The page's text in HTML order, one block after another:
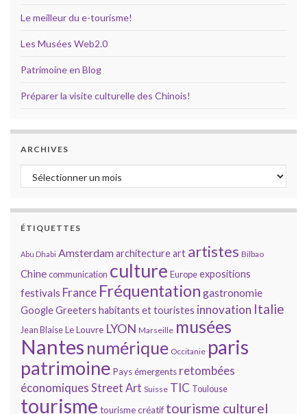
Le meilleur du e-tourisme!
Les Musées Web2.0
Patrimoine en Blog
Préparer la visite culturelle des Chinois!
ARCHIVES
Archives
ÉTIQUETTES
Abu Dhabi Amsterdamarchitectureart artistes Bilbao
Chinecommunication culture Europeexpositions
festivals France Fréquentation gastronomie
GoogleGreeters habitants et touristes innovation Italie
Jean BlaiseLe Louvre LYON Marseille musées
Nantes numérique Occitanie paris
patrimoine Pays émergents retombées
économiques Street Art Suisse TIC Toulouse
tourisme tourisme créatif tourisme culturel